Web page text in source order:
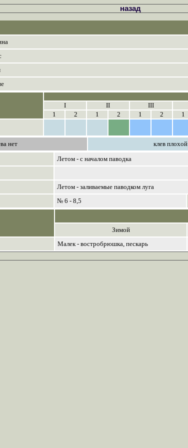
назад
I
II III
1
2 1 2 1 2 1
нет
клев плохой
Летом - с началом паводка
Летом - заливаемые паводком луга
№ 6 - 8,5
Зимой
Малек - востробрюшка, пескарь